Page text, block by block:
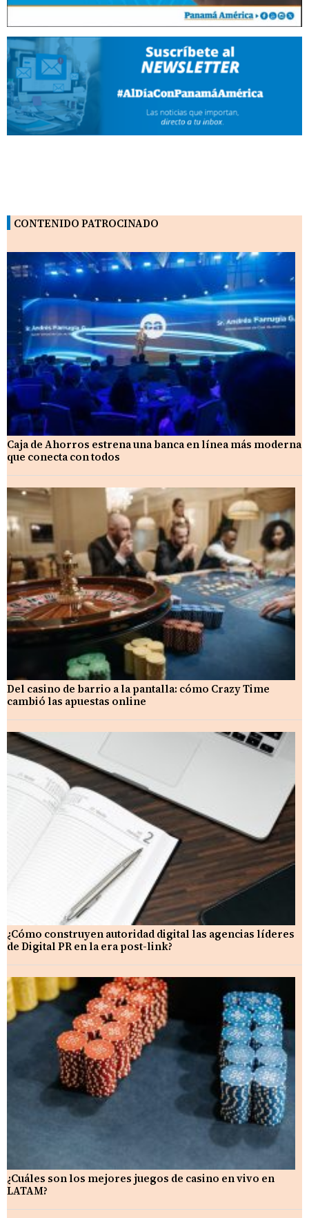
CONTENIDO PATROCINADO
Caja de Ahorros estrena una banca en línea más moderna
que conecta con todos
Del casino de barrio a la pantalla: cómo Crazy Time
cambió las apuestas online
¿Cómo construyen autoridad digital las agencias líderes
de Digital PR en la era post-link?
¿Cuáles son los mejores juegos de casino en vivo en
LATAM?